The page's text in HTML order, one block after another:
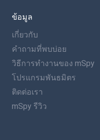
ข้อมูล
เกี่ยวกับ
คำถามที่พบบ่อย
วิธีการทำงานของ mSpy
โปรแกรมพันธมิตร
ติดต่อเรา
mSpy รีวิว